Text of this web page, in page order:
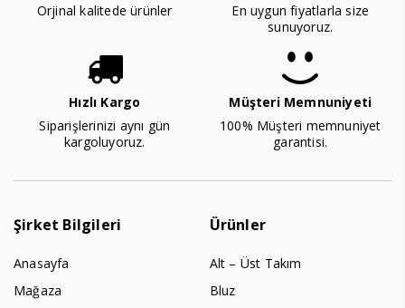
Orjinal kalitede ürünler
En uygun fiyatlarla size
sunuyoruz.
Hızlı Kargo
Siparişlerinizi aynı gün
kargoluyoruz.
Müşteri Memnuniyeti
100% Müşteri memnuniyet
garantisi.
Şirket Bilgileri
Anasayfa
Mağaza
Ürünler
Alt – Üst Takım
Bluz